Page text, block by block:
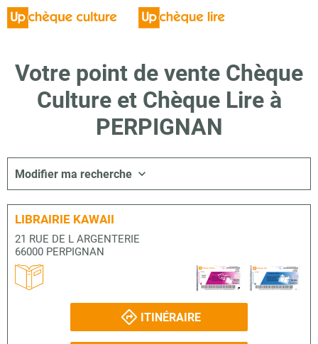
Votre point de vente Chèque
Culture et Chèque Lire à
PERPIGNAN
Modifier ma recherche
LIBRAIRIE KAWAII
21 RUE DE L ARGENTERIE
66000 PERPIGNAN
ITINÉRAIRE